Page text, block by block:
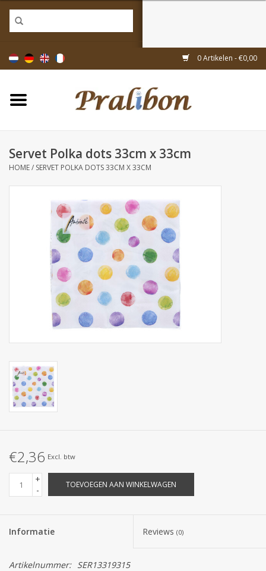
0 Artikelen - €0,00
Home
Doosjes
Linten & decoratie
Inpakmaterialen
Servet Polka dots 33cm x 33cm
HOME/ SERVET POLKA DOTS 33CM X 33CM
€2,36 Excl. btw
+
-
TOEVOEGEN AAN WINKELWAGEN
Informatie Reviews (0)
Artikelnummer: SER13319315